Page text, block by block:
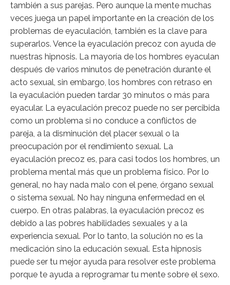
también a sus parejas. Pero aunque la mente muchas
veces juega un papel importante en la creación de los
problemas de eyaculación, también es la clave para
superarlos. Vence la eyaculación precoz con ayuda de
nuestras hipnosis. La mayoría de los hombres eyaculan
después de varios minutos de penetración durante el
acto sexual, sin embargo, los hombres con retraso en
la eyaculación pueden tardar 30 minutos o más para
eyacular. La eyaculación precoz puede no ser percibida
como un problema si no conduce a conflictos de
pareja, a la disminución del placer sexual o la
preocupación por el rendimiento sexual. La
eyaculación precoz es, para casi todos los hombres, un
problema mental más que un problema físico. Por lo
general, no hay nada malo con el pene, órgano sexual
o sistema sexual. No hay ninguna enfermedad en el
cuerpo. En otras palabras, la eyaculación precoz es
debido a las pobres habilidades sexuales y a la
experiencia sexual. Por lo tanto, la solución no es la
medicación sino la educación sexual. Esta hipnosis
puede ser tu mejor ayuda para resolver este problema
porque te ayuda a reprogramar tu mente sobre el sexo.